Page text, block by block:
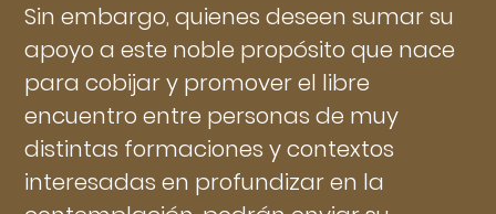
Sin embargo, quienes deseen sumar su
apoyo a este noble propósito que nace
para cobijar y promover el libre
encuentro entre personas de muy
distintas formaciones y contextos
interesadas en profundizar en la